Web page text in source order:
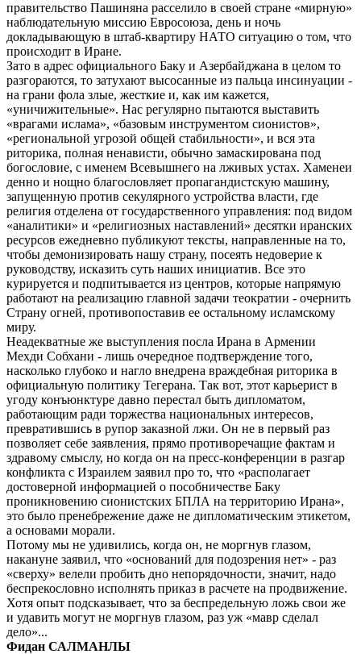
правительство Пашиняна расселило в своей стране «мирную»
наблюдательную миссию Евросоюза, день и ночь
докладывающую в штаб-квартиру НАТО ситуацию о том, что
происходит в Иране.
Зато в адрес официального Баку и Азербайджана в целом то
разгораются, то затухают высосанные из пальца инсинуации -
на грани фола злые, жесткие и, как им кажется,
«уничижительные». Нас регулярно пытаются выставить
«врагами ислама», «базовым инструментом сионистов»,
«региональной угрозой общей стабильности», и вся эта
риторика, полная ненависти, обычно замаскирована под
богословие, с именем Всевышнего на лживых устах. Хаменеи
денно и нощно благословляет пропагандистскую машину,
запущенную против секулярного устройства власти, где
религия отделена от государственного управления: под видом
«аналитики» и «религиозных наставлений» десятки иранских
ресурсов ежедневно публикуют тексты, направленные на то,
чтобы демонизировать нашу страну, посеять недоверие к
руководству, исказить суть наших инициатив. Все это
курируется и подпитывается из центров, которые напрямую
работают на реализацию главной задачи теократии - очернить
Страну огней, противопоставив ее остальному исламскому
миру.
Неадекватные же выступления посла Ирана в Армении
Мехди Собхани - лишь очередное подтверждение того,
насколько глубоко и нагло внедрена враждебная риторика в
официальную политику Тегерана. Так вот, этот карьерист в
угоду конъюнктуре давно перестал быть дипломатом,
работающим ради торжества национальных интересов,
превратившись в рупор заказной лжи. Он не в первый раз
позволяет себе заявления, прямо противоречащие фактам и
здравому смыслу, но когда он на пресс-конференции в разгар
конфликта с Израилем заявил про то, что «располагает
достоверной информацией о пособничестве Баку
проникновению сионистских БПЛА на территорию Ирана»,
это было пренебрежение даже не дипломатическим этикетом,
а основами морали.
Потому мы не удивились, когда он, не моргнув глазом,
накануне заявил, что «оснований для подозрения нет» - раз
«сверху» велели пробить дно непорядочности, значит, надо
беспрекословно исполнять приказ в расчете на продвижение.
Хотя опыт подсказывает, что за беспредельную ложь свои же
и удавить могут не моргнув глазом, раз уж «мавр сделал
дело»...
Фидан САЛМАНЛЫ